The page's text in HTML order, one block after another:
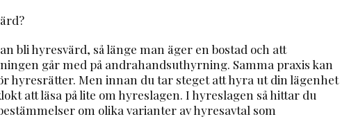
bli hyresvärd, så länge man äger en bostad och att
går med på andrahandsuthyrning. Samma praxis kan
hyresrätter. Men innan du tar steget att hyra ut din lägenhet
att läsa på lite om hyreslagen. I hyreslagen så hittar du
om olika varianter av hyresavtal som